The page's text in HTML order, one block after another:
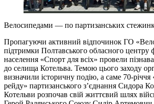
Велосипедами — по партизанських
Пропагуючи активний відпочинок ГО
підтримки Полтавського обласного центру
населення «Спорт для всіх» провели
до селища Котельва. Темою цього заходу
визначили історичну подію, а саме 70-річчя
рейду» партизанського з’єднання Сидора
Котельви розпочав свій життєвий шлях